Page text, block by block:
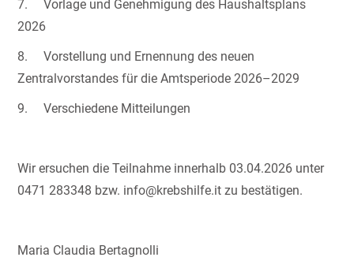
7. Vorlage und Genehmigung des Haushaltsplans
2026
8. Vorstellung und Ernennung des neuen
Zentralvorstandes für die Amtsperiode 2026–2029
9. Verschiedene Mitteilungen
Wir ersuchen die Teilnahme innerhalb 03.04.2026 unter
0471 283348 bzw. info@krebshilfe.it zu bestätigen.
Maria Claudia Bertagnolli